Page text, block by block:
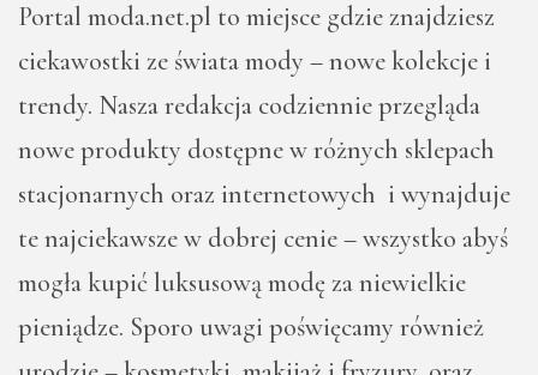
Portal moda.net.pl to miejsce gdzie znajdziesz
ciekawostki ze świata mody – nowe kolekcje i
trendy. Nasza redakcja codziennie przegląda
nowe produkty dostępne w różnych sklepach
stacjonarnych oraz internetowych i wynajduje
te najciekawsze w dobrej cenie – wszystko abyś
mogła kupić luksusową modę za niewielkie
pieniądze. Sporo uwagi poświęcamy również